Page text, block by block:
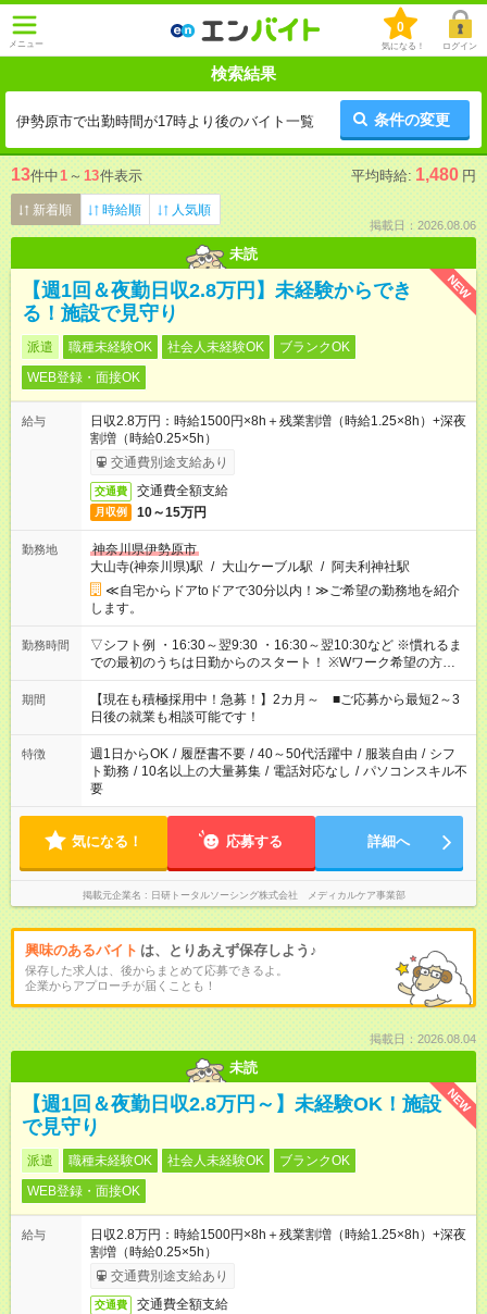
メニュー
0
気になる！ ログイン
検索結果
伊勢原市で出勤時間が17時より後のバイト一覧 条件の変更
13件中1 ～ 13件表示 平均時給: 1,480 円
新着順 時給順 人気順
掲載日：2026.08.06
未読
NEW
【週1回＆夜勤日収2.8万円】未経験からでき
る！施設で見守り
派遣 職種未経験OK 社会人未経験OK
ブランクOK
WEB登録・面接OK
給与
日収2.8万円：時給1500円×8h＋残業割増（時給1.25×8h）+深夜
割増（時給0.25×5h）
交通費別途支給あり
交通費 交通費全額支給
月収例 10～15万円
勤務地
神奈川県伊勢原市
大山寺(神奈川県)駅 / 大山ケーブル駅 / 阿夫利神社駅
≪自宅からドアtoドアで30分以内！≫ご希望の勤務地を紹介
します。
勤務時間
▽シフト例 ・16:30～翌9:30 ・16:30～翌10:30など ※慣れるま
での最初のうちは日勤からのスタート！ ※Wワーク希望の方へ
今ご覧のお仕事で希望する勤務時間と、もう1つのお仕事の勤務
時間。 合計で週40時間を超える場合は応募できません。
期間
【現在も積極採用中！急募！】2カ月～ ■ご応募から最短2～3
日後の就業も相談可能です！
特徴 週1日からOK / 履歴書不要 / 40～50代活躍中 / 服装自由 / シフ
ト勤務 / 10名以上の大量募集 / 電話対応なし / パソコンスキル不
要
気になる！ 応募する 詳細へ
掲載元企業名 日研トータルソーシング株式会社 メディカルケア事業部
興味のあるバイト は、とりあえず保存しよう♪
保存した求人は、後からまとめて応募できるよ。
企業からアプローチが届くことも！
掲載日：2026.08.04
未読
NEW
【週1回＆夜勤日収2.8万円～】未経験OK！施設
で見守り
派遣 職種未経験OK 社会人未経験OK
ブランクOK
WEB登録・面接OK
給与
日収2.8万円：時給1500円×8h＋残業割増（時給1.25×8h）+深夜
割増（時給0.25×5h）
交通費別途支給あり
交通費 交通費全額支給